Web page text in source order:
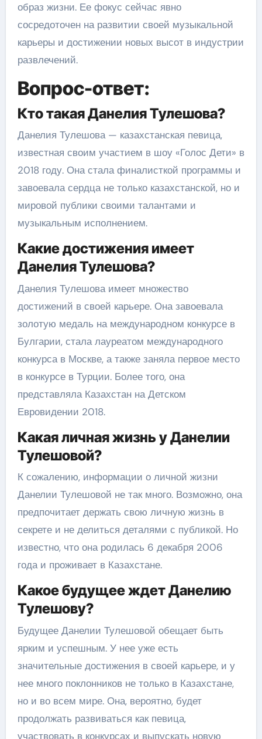
образ жизни. Ее фокус сейчас явно
сосредоточен на развитии своей музыкальной
карьеры и достижении новых высот в индустрии
развлечений.
Вопрос-ответ:
Кто такая Данелия Тулешова?
Данелия Тулешова — казахстанская певица,
известная своим участием в шоу «Голос Дети» в
2018 году. Она стала финалисткой программы и
завоевала сердца не только казахстанской, но и
мировой публики своими талантами и
музыкальным исполнением.
Какие достижения имеет
Данелия Тулешова?
Данелия Тулешова имеет множество
достижений в своей карьере. Она завоевала
золотую медаль на международном конкурсе в
Булгарии, стала лауреатом международного
конкурса в Москве, а также заняла первое место
в конкурсе в Турции. Более того, она
представляла Казахстан на Детском
Евровидении 2018.
Какая личная жизнь у Данелии
Тулешовой?
К сожалению, информации о личной жизни
Данелии Тулешовой не так много. Возможно, она
предпочитает держать свою личную жизнь в
секрете и не делиться деталями с публикой. Но
известно, что она родилась 6 декабря 2006
года и проживает в Казахстане.
Какое будущее ждет Данелию
Тулешову?
Будущее Данелии Тулешовой обещает быть
ярким и успешным. У нее уже есть
значительные достижения в своей карьере, и у
нее много поклонников не только в Казахстане,
но и во всем мире. Она, вероятно, будет
продолжать развиваться как певица,
участвовать в конкурсах и выпускать новую